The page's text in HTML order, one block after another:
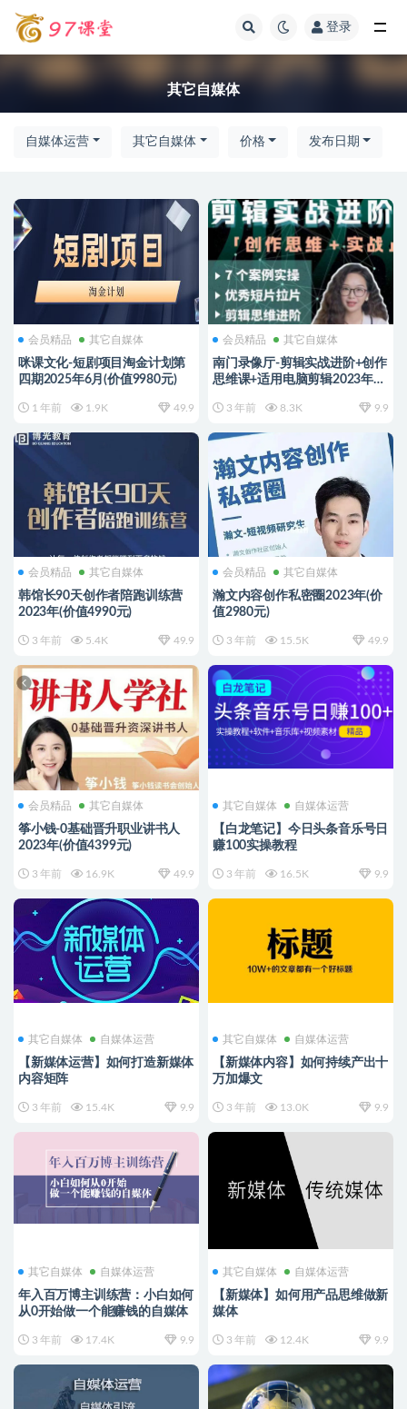
登录
其它自媒体
自媒体运营 其它自媒体 价格 发布日期
会员精品 其它自媒体
咪课文化-短剧项目淘金计划第
四期2025年6月(价值9980元)
1 年前 1.9K 49.9
会员精品 其它自媒体
南门录像厅-剪辑实战进阶+创作
思维课+适用电脑剪辑2023年
3 年前 8.3K 9.9
会员精品 其它自媒体
韩馆长90天创作者陪跑训练营
2023年(价值4990元)
3 年前 5.4K 49.9
会员精品 其它自媒体
瀚文内容创作私密圈2023年(价
值2980元)
3 年前 15.5K 49.9
会员精品 其它自媒体
筝小钱-0基础晋升职业讲书人
2023年(价值4399元)
3 年前 16.9K 49.9
其它自媒体 自媒体运营
【白龙笔记】今日头条音乐号日
赚100实操教程
3 年前 16.5K 9.9
其它自媒体 自媒体运营
【新媒体运营】如何打造新媒体
内容矩阵
3 年前 15.4K 9.9
其它自媒体 自媒体运营
【新媒体内容】如何持续产出十
万加爆文
3 年前 13.0K 9.9
其它自媒体 自媒体运营
年入百万博主训练营：小白如何
从0开始做一个能赚钱的自媒体
3 年前 17.4K 9.9
其它自媒体 自媒体运营
【新媒体】如何用产品思维做新
媒体
3 年前 12.4K 9.9